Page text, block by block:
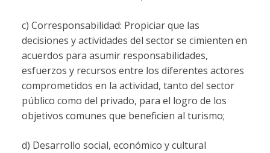
c) Corresponsabilidad: Propiciar que las
decisiones y actividades del sector se cimienten en
acuerdos para asumir responsabilidades,
esfuerzos y recursos entre los diferentes actores
comprometidos en la actividad, tanto del sector
público como del privado, para el logro de los
objetivos comunes que beneficien al turismo;
d) Desarrollo social, económico y cultural